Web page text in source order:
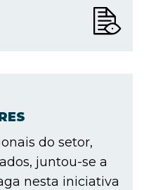
do setor,
juntou-se a
nesta iniciativa